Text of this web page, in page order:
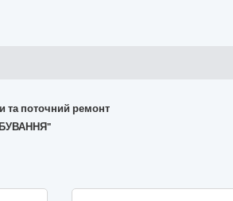
та поточний ремонт